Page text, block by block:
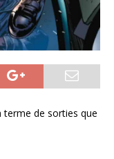
terme de sorties que